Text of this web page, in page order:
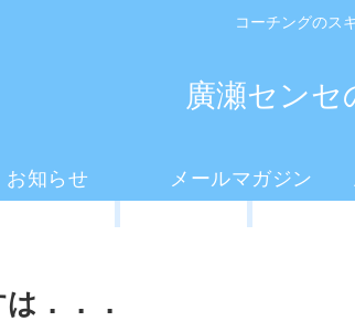
コーチングのス
廣瀬センセ
お知らせ メールマガジン
．．．